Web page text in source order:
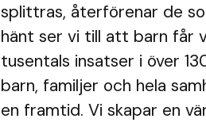
splittras, återförenar de
hänt ser vi till att barn får
tusentals insatser i över
barn, familjer och hela
en framtid. Vi skapar en